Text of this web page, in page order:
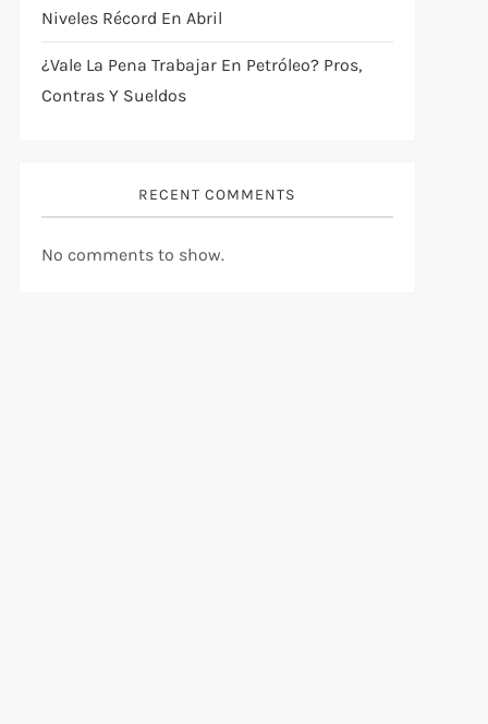
Niveles Récord En Abril
¿Vale La Pena Trabajar En Petróleo? Pros,
Contras Y Sueldos
RECENT COMMENTS
No comments to show.